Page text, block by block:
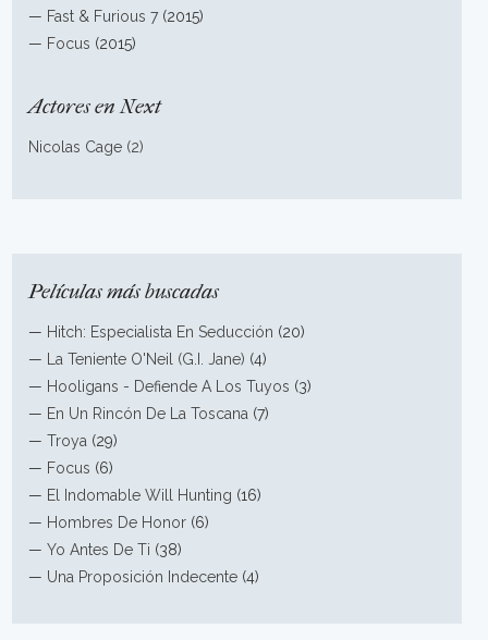
— Fast & Furious 7 (2015)
— Focus (2015)
Actores en Next
Nicolas Cage (2)
Películas más buscadas
— Hitch: Especialista En Seducción (20)
—
La Teniente O'Neil (G.I. Jane) (4)
— Hooligans - Defiende A Los Tuyos (3)
— En Un Rincón De La Toscana (7)
—Troya (29)
— Focus (6)
— El Indomable Will Hunting (16)
— Hombres De Honor (6)
—Yo Antes De Ti (38)
— Una Proposición Indecente (4)